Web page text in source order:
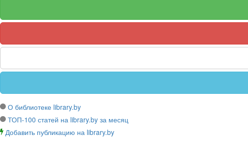
О библиотеке library.by
ТОП-100 статей на library.by за месяц
Добавить публикацию на library.by